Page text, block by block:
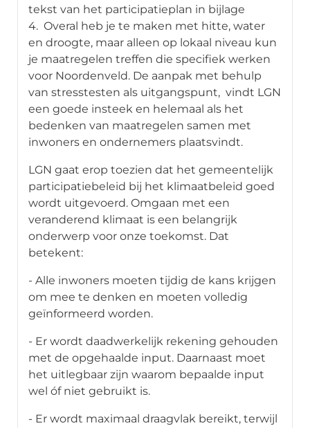
tekst van het participatieplan in bijlage
4. Overal heb je te maken met hitte, water
en droogte, maar alleen op lokaal niveau kun
je maatregelen treffen die specifiek werken
voor Noordenveld. De aanpak met behulp
van stresstesten als uitgangspunt, vindt LGN
een goede insteek en helemaal als het
bedenken van maatregelen samen met
inwoners en ondernemers plaatsvindt.
LGN gaat erop toezien dat het gemeentelijk
participatiebeleid bij het klimaatbeleid goed
wordt uitgevoerd. Omgaan met een
veranderend klimaat is een belangrijk
onderwerp voor onze toekomst. Dat
betekent:
- Alle inwoners moeten tijdig de kans krijgen
om mee te denken en moeten volledig
geïnformeerd worden.
- Er wordt daadwerkelijk rekening gehouden
met de opgehaalde input. Daarnaast moet
het uitlegbaar zijn waarom bepaalde input
wel óf niet gebruikt is.
- Er wordt maximaal draagvlak bereikt, terwijl